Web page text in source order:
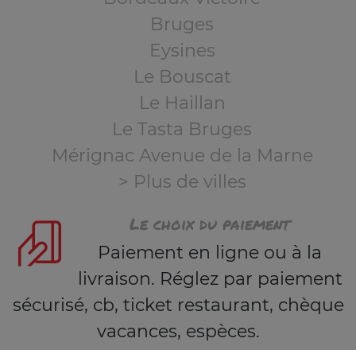
Bruges
Eysines
Le Bouscat
Le Haillan
Le Tasta Bruges
Mérignac Avenue de la Marne
> Plus de villes
Le choix du paiement
Paiement en ligne ou à la
livraison. Réglez par paiement
sécurisé, cb, ticket restaurant, chèque
vacances, espèces.